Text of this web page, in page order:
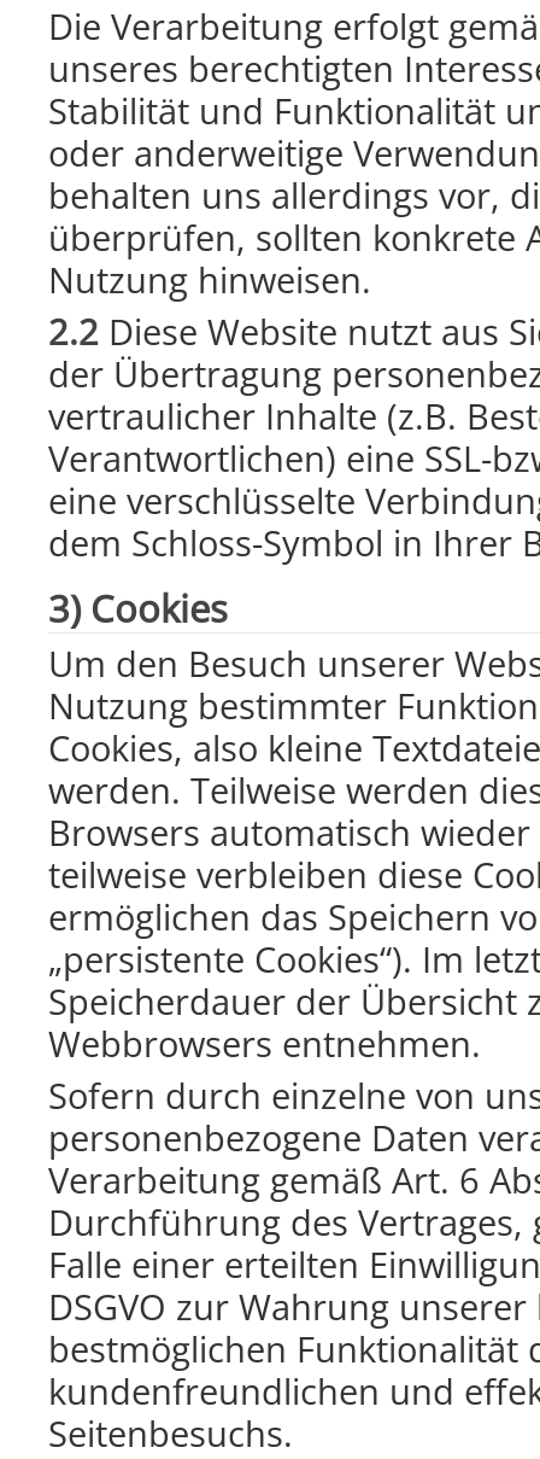
Die Verarbeitung erfolgt
unseres berechtigten
Stabilität und Funktionalität
oder anderweitige
behalten uns allerdings vor,
überprüfen, sollten konkrete
Nutzung hinweisen.
2.2Diese Website nutzt aus
der Übertragung
vertraulicher Inhalte (z.B.
Verantwortlichen) eine SSL-
eine verschlüsselte
dem Schloss-Symbol in Ihrer
3) Cookies
Um den Besuch unserer
Nutzung bestimmter
Cookies, also kleine
werden. Teilweise werden
Browsers automatisch wieder
teilweise verbleiben diese
ermöglichen das Speichern
„persistente Cookies“). Im
Speicherdauer der Übersicht
Webbrowsers entnehmen.
Sofern durch einzelne von
personenbezogene Daten
Verarbeitung gemäß Art. 6
Durchführung des Vertrages,
Falle einer erteilten
DSGVO zur Wahrung
bestmöglichen Funktionalität
kundenfreundlichen und
Seitenbesuchs.